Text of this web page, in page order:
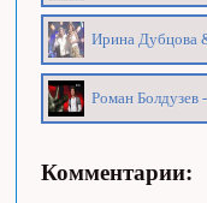
Ирина Дубцова
Роман Болдузев
Комментарии: